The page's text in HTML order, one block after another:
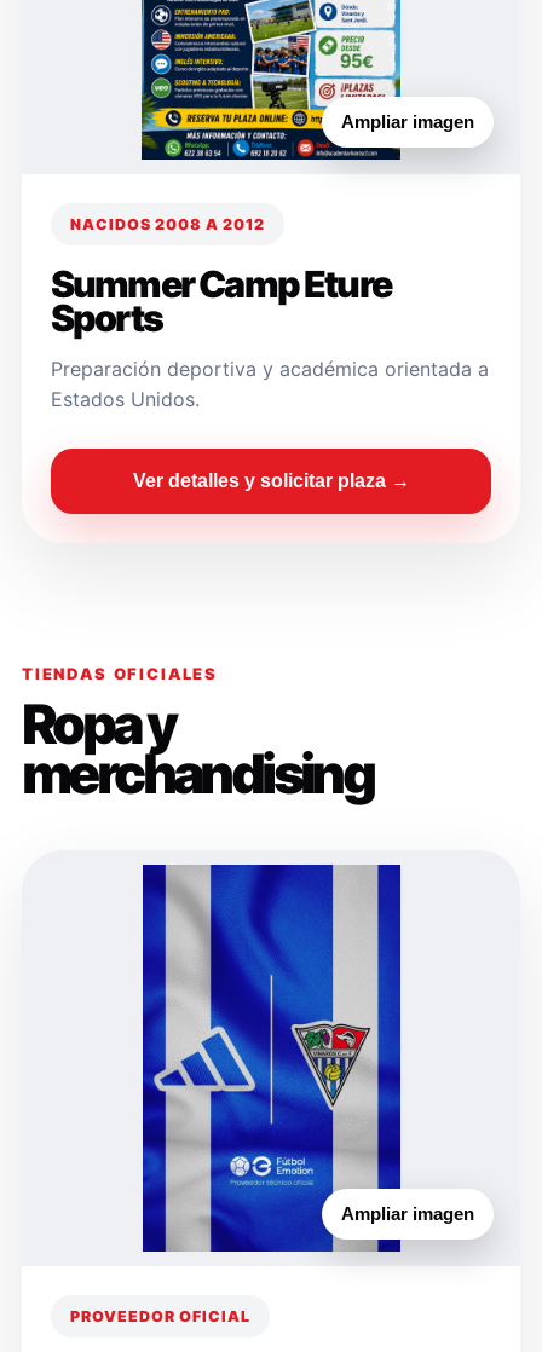
Ampliar imagen
NACIDOS 2008 A 2012
Summer Camp Eture
Sports
Preparación deportiva y académica orientada a
Estados Unidos.
Ver detalles y solicitar plaza →
TIENDAS OFICIALES
Ropa y
merchandising
Ampliar imagen
PROVEEDOR OFICIAL